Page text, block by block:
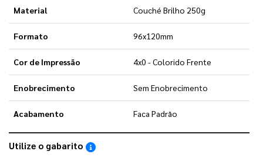
Material Couché Brilho 250g
Formato 96x120mm
Cor de Impressão 4x0 - Colorido Frente
Enobrecimento Sem Enobrecimento
Acabamento Faca Padrão
Utilize o gabarito Saiba como utilizar os nossos gabaritos